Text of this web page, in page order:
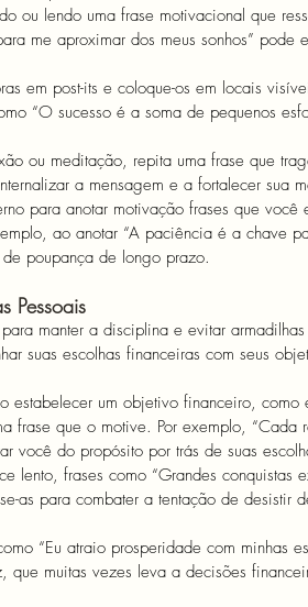
ou lendo uma frase motivacional que
me aproximar dos meus sonhos” pode
em post-its e coloque-os em locais
“O sucesso é a soma de pequenos
ou meditação, repita uma frase que
a mensagem e a fortalecer sua
para anotar motivação frases que você
ao anotar “A paciência é a chave
poupança de longo prazo.
Pessoais
manter a disciplina e evitar
suas escolhas financeiras com seus
estabelecer um objetivo financeiro, como
frase que o motive. Por exemplo, “Cada
você do propósito por trás de suas
lento, frases como “Grandes conquistas
as para combater a tentação de desistir
“Eu atraio prosperidade com minhas
muitas vezes leva a decisões